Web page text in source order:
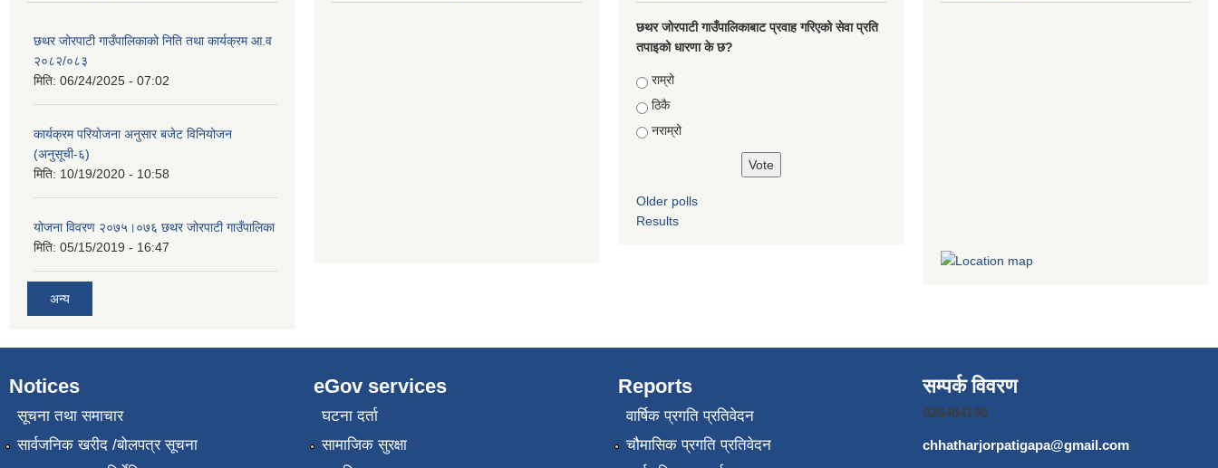
छथर जोरपाटी गाउँपालिकाको निति तथा कार्यक्रम आ.व
२०८२/०८३
मिति: 06/24/2025 - 07:02
कार्यक्रम परियोजना अनुसार बजेट विनियोजन
(अनुसूची-६)
मिति: 10/19/2020 - 10:58
योजना विवरण २०७५।०७६ छथर जोरपाटी गाउँपालिका
मिति: 05/15/2019 - 16:47
अन्य
छथर जोरपाटी गाउँपालिकाबाट प्रवाह गरिएको सेवा प्रति
तपाइको धारणा के छ?
Choices
राम्रो
ठिकै
नराम्रो
Older polls
Results
Notices
सूचना तथा समाचार
सार्वजनिक खरीद /बोलपत्र सूचना
eGov services
घटना दर्ता
सामाजिक सुरक्षा
Reports
वार्षिक प्रगति प्रतिवेदन
चौमासिक प्रगति प्रतिवेदन
सम्पर्क विवरण
026404196
chhatharjorpatigapa@gmail.com